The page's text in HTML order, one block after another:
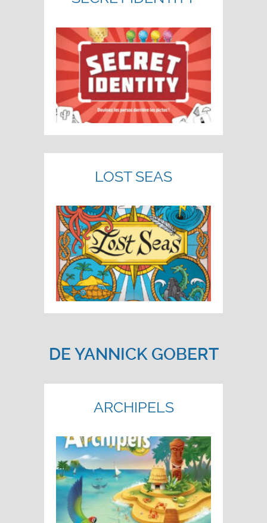
LOST SEAS
DE YANNICK GOBERT
ARCHIPELS